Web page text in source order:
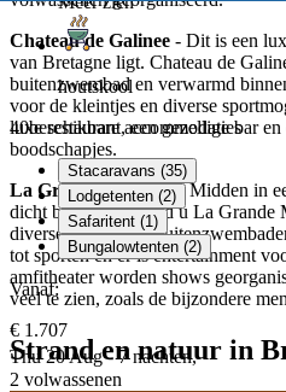
Chateau de Galinee - Dit is een
van Bretagne ligt. Chateau de
buitenzwembad en verwarmd
voor de kleintjes en diverse
luxe restaurant, een gezellige bar
boodschapjes.
La Grande Métairie -Midden in
dicht bij de kust, vind u La Grande
diverse binnen- en
tot sporten en er is entertainment
amfitheater worden shows
veel te zien, zoals de bijzondere
Strand en natuur in
houtskool
40beschikbare accommodaties
Stacaravans (35)
Lodgetenten (2)
Safaritent (1)
Bungalowtenten (2)
Vanaf:
€ 1.707
Thu 20 Aug - 7 nachten,
2 volwassenen